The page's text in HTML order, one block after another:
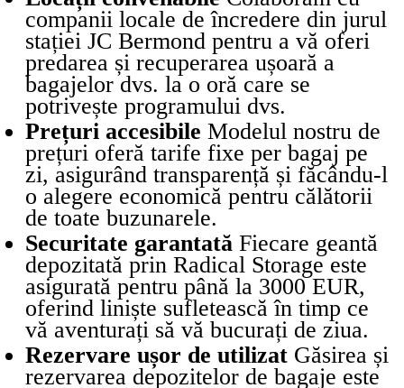
companii locale de încredere din jurul
stației JC Bermond pentru a vă oferi
predarea și recuperarea ușoară a
bagajelor dvs. la o oră care se
potrivește programului dvs.
Prețuri accesibile Modelul nostru de
prețuri oferă tarife fixe per bagaj pe
zi, asigurând transparență și făcându-l
o alegere economică pentru călătorii
de toate buzunarele.
Securitate garantată Fiecare geantă
depozitată prin Radical Storage este
asigurată pentru până la 3000 EUR,
oferind liniște sufletească în timp ce
vă aventurați să vă bucurați de ziua.
Rezervare ușor de utilizat Găsirea și
rezervarea depozitelor de bagaje este